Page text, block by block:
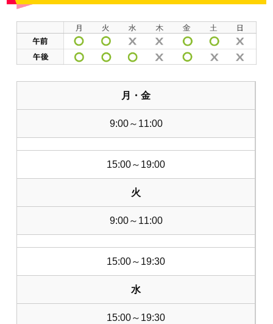
月・金
9:00～11:00
15:00～19:00
火
9:00～11:00
15:00～19:30
水
15:00～19:30